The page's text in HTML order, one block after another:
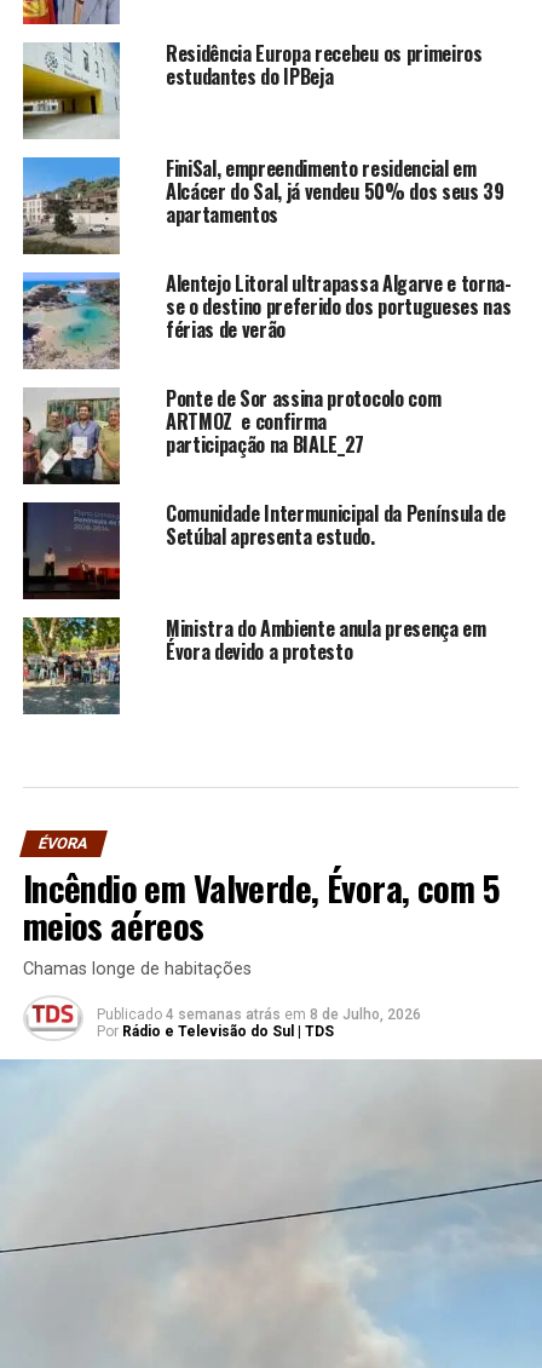
Residência Europa recebeu os primeiros
estudantes do IPBeja
FiniSal, empreendimento residencial em
Alcácer do Sal, já vendeu 50% dos seus 39
apartamentos
Alentejo Litoral ultrapassa Algarve e torna-
se o destino preferido dos portugueses nas
férias de verão
Ponte de Sor assina protocolo com
ARTMOZ e confirma
participação na BIALE_27
Comunidade Intermunicipal da Península de
Setúbal apresenta estudo.
Ministra do Ambiente anula presença em
Évora devido a protesto
ÉVORA
Incêndio em Valverde, Évora, com 5
meios aéreos
Chamas longe de habitações
Publicado 4 semanas atrás em 8 de Julho, 2026
Por Rádio e Televisão do Sul | TDS